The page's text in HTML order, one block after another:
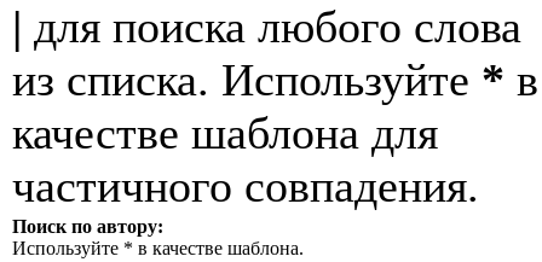
| для поиска любого слова
из списка. Используйте * в
качестве шаблона для
частичного совпадения.
Поиск по автору:
Используйте * в качестве шаблона.